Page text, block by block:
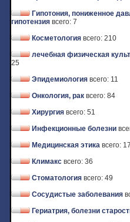
Гипотония, пониженное
гипотензия всего: 7
Косметология всего: 210
лечебная физическая
25
Эпидемиология всего: 11
Онкология, рак всего: 84
Хирургия всего: 51
Инфекционные болезни
Медицинская этика всего: 17
Климакс всего: 36
Стоматология всего: 49
Сосудистые заболевания
Гериатрия, болезни